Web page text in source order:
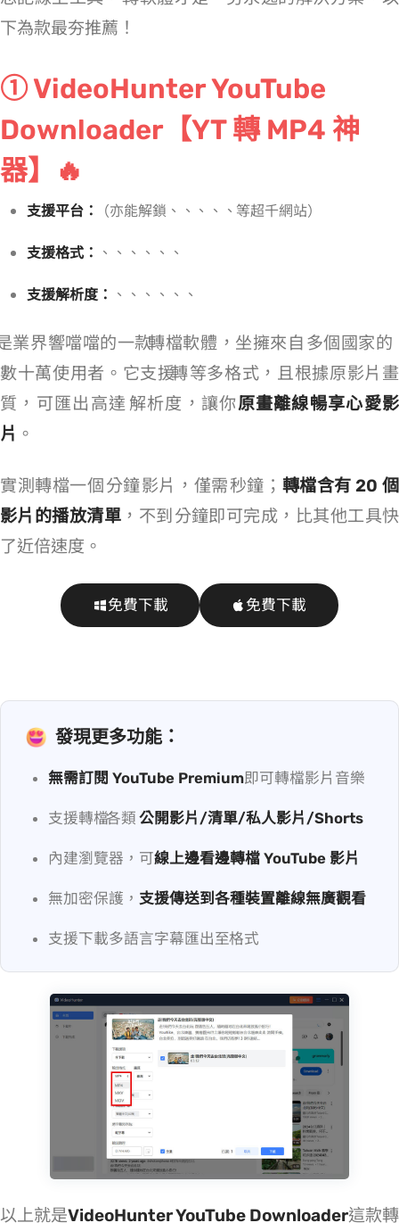
下為 4 款最夯推薦！
① VideoHunter YouTube
Downloader【YT 轉 MP4 神
器】🔥
支援平台： YouTube（亦能解鎖 IG、FB、Twitch、Netflix、Disney+、X Twitter 等超千網站 ）
支援格式： MP4、MKV、MOV、MP3、M4A、FLAC、WAV
支援解析度： 8K、4K、2K、1080p、720p、480p、360p
業界響噹噹的一款 YouTube 轉檔軟體，坐擁來自 150 多個國家的
數十萬使用者。它支援 YouTube 轉 MP4 等多格式，且根據原影片畫
質，可匯出高達 8K 解析度，讓你原畫離線暢享心愛影
片 。
實測轉檔一個 5 分鐘 YT 影片，僅需 30 秒鐘； 轉檔含有 20 個
影片的播放清單 ，不到 5 分鐘即可完成，比其他工具快
了近 6 倍速度。
免費下載 免費下載
發現更多功能：
無需訂閱 YouTube Premium即可轉檔 YT 影片/音樂
支援轉檔 YouTube 各類公開影片/清單/私人影片/Shorts
內建瀏覽器，可線上邊看邊轉檔 YouTube 影片
無加密保護， 支援傳送到各種裝置離線無廣觀看
支援下載多語言字幕匯出至 SRT/VTT 格式
以上就是VideoHunter YouTube Downloader這款 YT 轉 MP4